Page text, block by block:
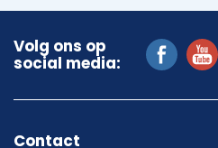
Volg ons op
social media:
Contact